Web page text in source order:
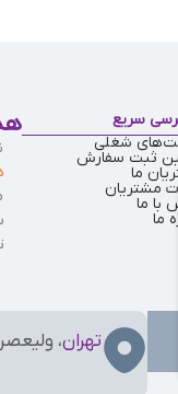
سریع
شغلی
ثبت سفارش
ما
مشتریان
با ما
ما
تهران،